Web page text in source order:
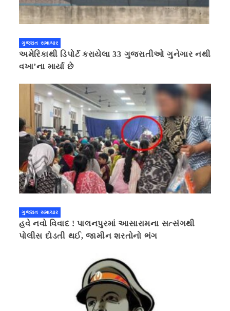
ગુજરાત સમાચાર
અમેરિકાથી ડિપોર્ટ કરાયેલા 33 ગુજરાતીઓ ગુનેગાર નથી
વખા’ના માર્યા છે
ગુજરાત સમાચાર
હવે નવો વિવાદ ! પાલનપુરમાં આસારામના સત્સંગથી
પોલીસ દોડતી થઈ, જામીન શરતોનો ભંગ